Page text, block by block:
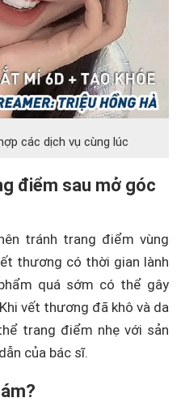
các dịch vụ cùng lúc
điểm sau mở góc
tránh trang điểm vùng
thương có thời gian lành
quá sớm có thể gây
vết thương đã khô và da
trang điểm nhẹ với sản
của bác sĩ.